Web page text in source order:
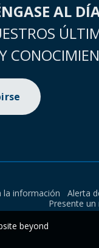
AL
la información
Alerta
Presente un
beyond